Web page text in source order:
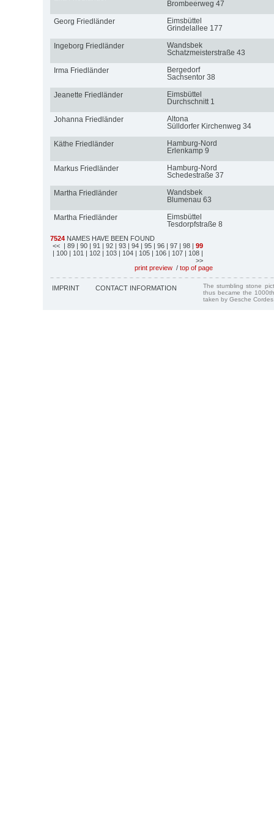
Brombeerweg 47
Georg Friedländer
Eimsbüttel
Grindelallee 177
Ingeborg Friedländer
Wandsbek
Schatzmeisterstraße 43
Irma Friedländer
Bergedorf
Sachsentor 38
Jeanette Friedländer
Eimsbüttel
Durchschnitt 1
Johanna Friedländer
Altona
Sülldorfer Kirchenweg 34
Käthe Friedländer
Hamburg-Nord
Erlenkamp 9
Markus Friedländer
Hamburg-Nord
Schedestraße 37
Martha Friedländer
Wandsbek
Blumenau 63
Martha Friedländer
Eimsbüttel
Tesdorpfstraße 8
7524 NAMES HAVE BEEN FOUND
<< | 89 | 90 | 91 | 92 | 93 | 94 | 95 | 96 | 97 | 98 | 99
| 100 | 101 | 102 | 103 | 104 | 105 | 106 | 107 | 108 |
>>
print preview / top of page
IMPRINT CONTACT INFORMATION
The stumbling stone
thus became the
taken by Gesche